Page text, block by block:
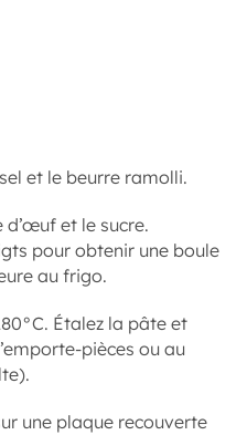
et le beurre ramolli.
d’œuf et le sucre.
pour obtenir une boule
au frigo.
Étalez la pâte et
pièces ou au
une plaque recouverte